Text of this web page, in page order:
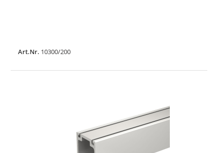
Art.Nr. 10300/200